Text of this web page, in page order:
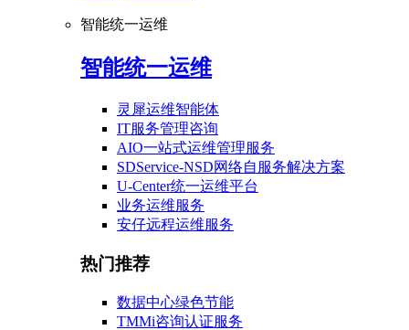
智能统一运维
智能统一运维
灵犀运维智能体
IT服务管理咨询
AIO一站式运维管理服务
SDService-NSD网络自服务解决方案
U-Center统一运维平台
业务运维服务
安仔远程运维服务
热门推荐
数据中心绿色节能
TMMi咨询认证服务